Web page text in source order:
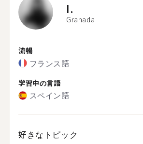
I.
Granada
流暢
フランス語
学習中の言語
スペイン語
好きなトピック